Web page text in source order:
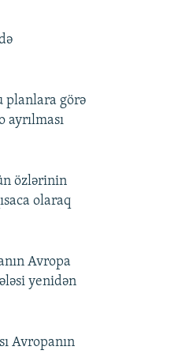
planlara görə
özlərinin
olaraq
Avropa
yenidən
Avropanın